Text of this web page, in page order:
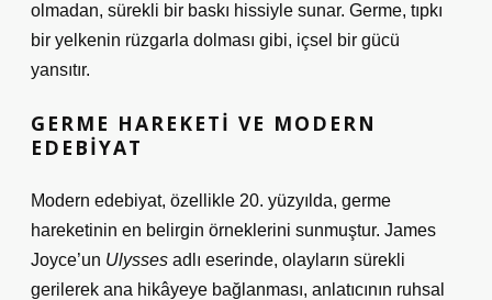
olmadan, sürekli bir baskı hissiyle sunar. Germe, tıpkı
bir yelkenin rüzgarla dolması gibi, içsel bir gücü
yansıtır.
GERME HAREKETI VE MODERN
EDEBIYAT
Modern edebiyat, özellikle 20. yüzyılda, germe
hareketinin en belirgin örneklerini sunmuştur. James
Joyce’un Ulysses adlı eserinde, olayların sürekli
gerilerek ana hikâyeye bağlanması, anlatıcının ruhsal